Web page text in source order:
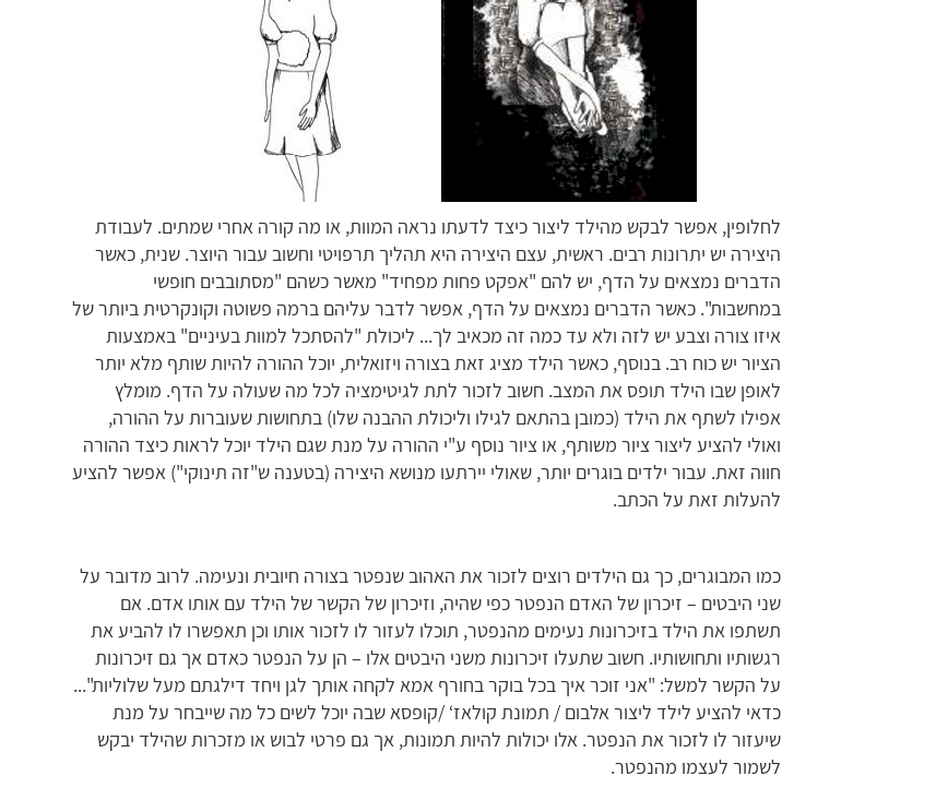
לחלופין, אפשר לבקש מהילד ליצור כיצד לדעתו נראה המוות, או מה קורה אחרי שמתים. לעבודת
היצירה יש יתרונות רבים. ראשית, עצם היצירה היא תהליך תרפויטי וחשוב עבור היוצר. שנית, כאשר
הדברים נמצאים על הדף, יש להם "אפקט פחות מפחיד" מאשר כשהם "מסתובבים חופשי
במחשבות". כאשר הדברים נמצאים על הדף, אפשר לדבר עליהם ברמה פשוטה וקונקרטית ביותר של
איזו צורה וצבע יש לזה ולא עד כמה זה מכאיב לך... ליכולת "להסתכל למוות בעיניים" באמצעות
הציור יש כוח רב. בנוסף, כאשר הילד מציג זאת בצורה ויזואלית, יוכל ההורה להיות שותף מלא יותר
לאופן שבו הילד תופס את המצב. חשוב לזכור לתת לגיטימציה לכל מה שעולה על הדף. מומלץ
אפילו לשתף את הילד (כמובן בהתאם לגילו וליכולת ההבנה שלו) בתחושות שעוברות על ההורה,
ואולי להציע ליצור ציור משותף, או ציור נוסף ע"י ההורה על מנת שגם הילד יוכל לראות כיצד ההורה
חווה זאת. עבור ילדים בוגרים יותר, שאולי יירתעו מנושא היצירה (בטענה ש"זה תינוקי") אפשר להציע
להעלות זאת על הכתב.
כמו המבוגרים, כך גם הילדים רוצים לזכור את האהוב שנפטר בצורה חיובית ונעימה. לרוב מדובר על
שני היבטים – זיכרון של האדם הנפטר כפי שהיה, וזיכרון של הקשר של הילד עם אותו אדם. אם
תשתפו את הילד בזיכרונות נעימים מהנפטר, תוכלו לעזור לו לזכור אותו וכן תאפשרו לו להביע את
רגשותיו ותחושותיו. חשוב שתעלו זיכרונות משני היבטים אלו – הן על הנפטר כאדם אך גם זיכרונות
על הקשר למשל: "אני זוכר איך בכל בוקר בחורף אמא לקחה אותך לגן ויחד דילגתם מעל שלוליות"...
כדאי להציע לילד ליצור אלבום / תמונת קולאז‘ /קופסא שבה יוכל לשים כל מה שייבחר על מנת
שיעזור לו לזכור את הנפטר. אלו יכולות להיות תמונות, אך גם פרטי לבוש או מזכרות שהילד יבקש
לשמור לעצמו מהנפטר.